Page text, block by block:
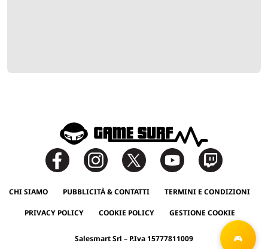
CHI SIAMO PUBBLICITÀ & CONTATTI TERMINI E CONDIZIONI
PRIVACY POLICY COOKIE POLICY GESTIONE COOKIE
Salesmart Srl – P.Iva 15777811009